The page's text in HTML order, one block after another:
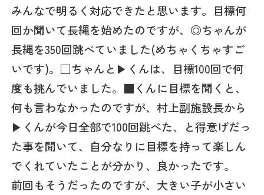
みんなで明るく対応できたと思います。目標何
回か聞いて長縄を始めたのですが、◎ちゃんが
長縄を350回跳べていました(めちゃくちゃすご
いです)。□ちゃんと▶くんは、目標100回で何
度も挑んでいました。■くんに目標を聞くと、
何も言わなかったのですが、村上副施設長から
▶くんが今日全部で100回跳べた、と得意げだっ
た事を聞いて、自分なりに目標を持って楽しん
でくれていたことが分かり、良かったです。
前回もそうだったのですが、大きい子が小さい